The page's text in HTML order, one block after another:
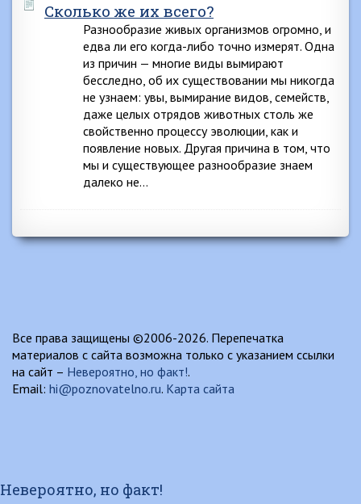
Cколько же их всего?
Разнообразие живых организмов огромно, и
едва ли его когда-либо точно измерят. Одна
из причин — многие виды вымирают
бесследно, об их существовании мы никогда
не узнаем: увы, вымирание видов, семейств,
даже целых отрядов животных столь же
свойственно процессу эволюции, как и
появление новых. Другая причина в том, что
мы и существующее разнообразие знаем
далеко не…
Все права защищены ©2006-2026. Перепечатка
материалов с сайта возможна только с указанием ссылки
на сайт – Невероятно, но факт!.
Email: hi@poznovatelno.ru. Карта сайта
Невероятно, но факт!